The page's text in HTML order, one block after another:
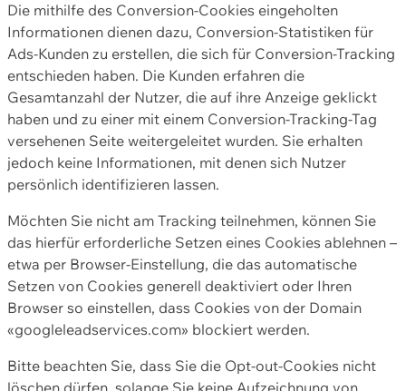
Die mithilfe des Conversion-Cookies eingeholten
Informationen dienen dazu, Conversion-Statistiken für
Ads-Kunden zu erstellen, die sich für Conversion-Tracking
entschieden haben. Die Kunden erfahren die
Gesamtanzahl der Nutzer, die auf ihre Anzeige geklickt
haben und zu einer mit einem Conversion-Tracking-Tag
versehenen Seite weitergeleitet wurden. Sie erhalten
jedoch keine Informationen, mit denen sich Nutzer
persönlich identifizieren lassen.
Möchten Sie nicht am Tracking teilnehmen, können Sie
das hierfür erforderliche Setzen eines Cookies ablehnen –
etwa per Browser-Einstellung, die das automatische
Setzen von Cookies generell deaktiviert oder Ihren
Browser so einstellen, dass Cookies von der Domain
«googleleadservices.com» blockiert werden.
Bitte beachten Sie, dass Sie die Opt-out-Cookies nicht